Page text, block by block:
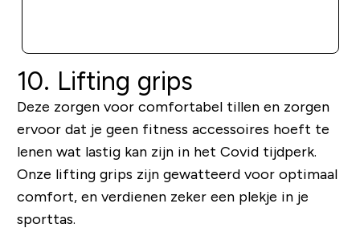
10. Lifting grips
Deze zorgen voor comfortabel tillen en zorgen
ervoor dat je geen fitness accessoires hoeft te
lenen wat lastig kan zijn in het Covid tijdperk.
Onze lifting grips zijn gewatteerd voor optimaal
comfort, en verdienen zeker een plekje in je
sporttas.